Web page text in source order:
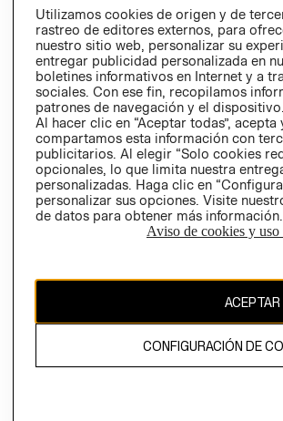
Uruguay ($U)
El contenido de esta página web está protegido
propiedad de H&M Hennes & Mauritz AB.
Utilizamos cookies de origen y de
rastreo de editores externos, para
nuestro sitio web, personalizar su
entregar publicidad personalizada en
boletines informativos en Internet y a
sociales. Con ese fin, recopilamos
patrones de navegación y el dispositivo.
Al hacer clic en “Aceptar todas”,
compartamos esta información con
publicitarios. Al elegir “Solo cookies
opcionales, lo que limita nuestra
personalizadas. Haga clic en
personalizar sus opciones. Visite
de datos para obtener más información.
Aviso de cookies y
CONFIGURACIÓN DE